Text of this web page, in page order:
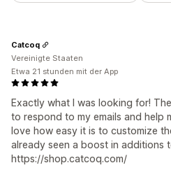
Exactly what I was looking for!
to respond to my emails and help
love how easy it is to customize
already seen a boost in additions
https://shop.catcoq.com/
Catcoq
Vereinigte Staaten
Etwa 21 stunden mit der App